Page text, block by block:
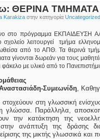
ΘΕΡΙΝΑ
Karakiza στην κατηγορίαUncategorized
στο πρόγραμμα
λειτουργεί τμήμα
από το ΑΠΘ. Τα θερινά
γίνονται δωρεάν για τους
με υλικό από το
Συμεωνίδη,
στοχεύουν στη γλωσσική
γλώσσα. Παράλληλα,
την κατάκτηση της
ανάπτυξη της δράσης
της μικτής γλωσσικά και